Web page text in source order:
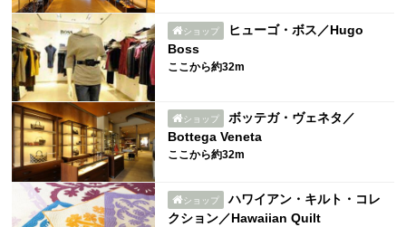
ショップ
ヒューゴ・ボス／Hugo
Boss
ここから約32m
ショップ
ボッテガ・ヴェネタ／
Bottega Veneta
ここから約32m
ショップ
ハワイアン・キルト・コレ
クション／Hawaiian Quilt